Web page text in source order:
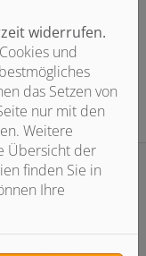
widerrufen.
und
das Setzen von
nur mit den
Weitere
Übersicht der
finden Sie in
Ihre